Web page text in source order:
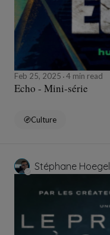
Feb 25, 2025 4 min read
Echo - Mini-série
Culture
Stéphane Hoegel